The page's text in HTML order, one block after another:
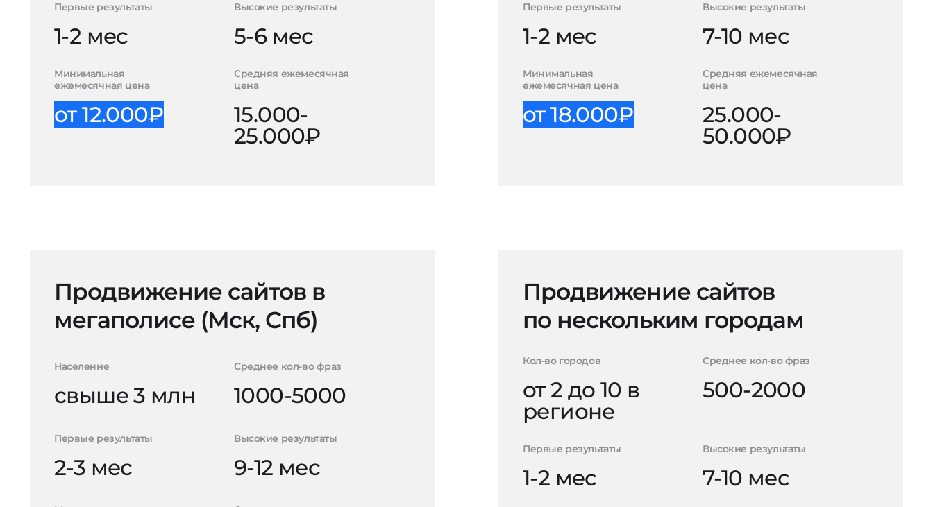
Первые результаты
1-2 мес
Высокие результаты
5-6 мес
Минимальная
ежемесячная цена
от 12.000₽
Средняя ежемесячная
цена
15.000-
25.000₽
Первые результаты
1-2 мес
Высокие результаты
7-10 мес
Минимальная
ежемесячная цена
от 18.000₽
Средняя ежемесячная
цена
25.000-
50.000₽
Продвижение сайтов в
мегаполисе (Мск, Спб)
Население
свыше 3 млн
Среднее кол-во фраз
1000-5000
Первые результаты
2-3 мес
Высокие результаты
9-12 мес
Продвижение сайтов
по нескольким городам
Кол-во городов
от 2 до 10 в
регионе
Среднее кол-во фраз
500-2000
Первые результаты
1-2 мес
Высокие результаты
7-10 мес